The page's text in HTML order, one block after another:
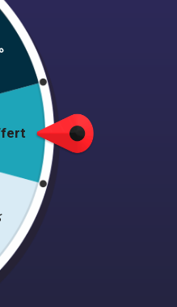
au panier
• +1000 clientes
garanti